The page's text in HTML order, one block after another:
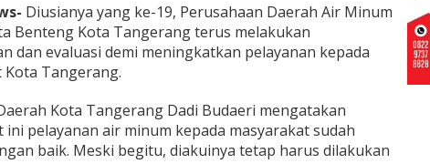
Diusianya yang ke-19, Perusahaan Daerah Air Minum
Benteng Kota Tangerang terus melakukan
dan evaluasi demi meningkatkan pelayanan kepada
Kota Tangerang.
Kota Tangerang Dadi Budaeri mengatakan
ini pelayanan air minum kepada masyarakat sudah
baik. Meski begitu, diakuinya tetap harus dilakukan